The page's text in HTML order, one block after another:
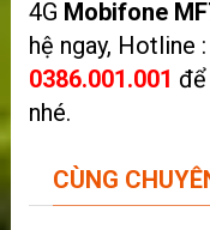
4G Mobifone
hệ ngay, Hotline :
0386.001.001
nhé.
CÙNG